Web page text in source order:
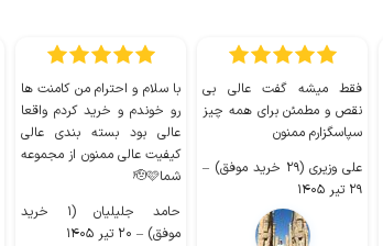
فقط میشه گفت عالی بی
نقص و مطمئن برای همه چیز
سپاسگزارم ممنون
علی وزیری (۲۹ خرید موفق)
–
۲۹ تیر ۱۴۰۵
با سلام و احترام من کامنت ها
رو خوندم و خرید کردم واقعا
عالی بود بسته بندی عالی
کیفیت عالی ممنون از مجموعه
شما🫡🩷
حامد جلیلیان (۱ خرید
موفق) – ۲۰ تیر ۱۴۰۵